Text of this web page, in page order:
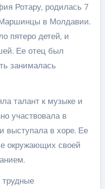
Ротару, родилась 7
Маршинцы в Молдавии.
пятеро детей, и
Ее отец был
занималась
талант к музыке и
участвовала в
выступала в хоре. Ее
окружающих своей